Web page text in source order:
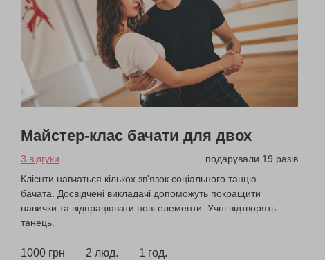
Майстер-клас бачати для двох
3 відгуки
подарували 19 разів
Клієнти навчаться кількох зв'язок соціального танцю —
бачата. Досвідчені викладачі допоможуть покращити
навички та відпрацювати нові елементи. Учні відтворять
танець.
1000 грн 2 люд. 1 год.